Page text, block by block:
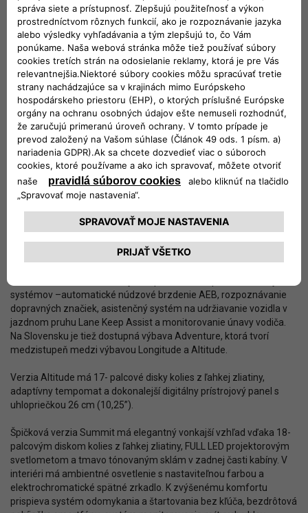
radenia aj pádlami pod volantom. Dynamická jazda sa stane
zábavnejšou a jazda v teréne suverénnejšou. Pri jazde v teréne
nový Avenger e-Hybrid využije svoju svetlú výšku 201 mm,
nájazdový uhol 20°, prejazdový uhol 20° a výjazdový uhol 35°,
takže legendárne off-road schopnosti modelov značky Jeep®sú
zachované aj s hybridným pohonom. Systém regulácie trakcie
Select Terrain umožňuje nastaviť 6 jazdných režimov, z toho 3 pre
jazdu po ceste (Normal, Eco, Sport) a 3 pre jazdu v teréne (Sand,
Mud, Snow). Okrem toho systém Hill Descent Control znižuje riziko
zošmyknutia sa a straty ovládateľnosti pri zjazde zo strmého
svahu v teréne.
Nový Avenger e-Hybrid je dostupný v štyroch verziách.
Všetky štandardne ponúkajú Select Terrain, Hill Descent Control,
automatickú prevodovku s radením pádlami pod volantom, LED
svetlomety, bezdrôtové Apple CarPlay a Android Auto, digitálny
prístrojový panel a množstvo bezpečnostných prvkov výbavy.
systémov –automatické núdzové brzdenie AEB, rozpoznávanie
dopravných značiek, asistenčný systém na udržiavanie vozidla v
jazdnom pruhu Lane Keep Assist a monitorovanie únavy vodiča.
Na Slovensku je tiež dostupná výbava Adventure, ktorá tvorí
medzistupeň medzi výbavou Longitude a Altitude.
Verzia Altitude má 17- palcové disky kolies z ľahkej zliatiny,
adaptívny tempomat a dokonalejší digitálny prístrojový panel s
uhlopriečkou 26 cm (10,25”).
Špičková verzia Summit má elegantný vonkajší vzhľad vďaka 18-
palcovým diskom kolies z ľahkej zliatiny, FULL LED projektorovým
svetlometom a tmavo tónovaným sklám v zadnej časti kabíny. V
interiéri má ambientné osvetlenie s nastaviteľnou farbou a
elektrochromatické spätné zrkadlo. K zvýšenému komfortu
prispieva systém odomykania a štartovania bez kľúča, bezdrôtová